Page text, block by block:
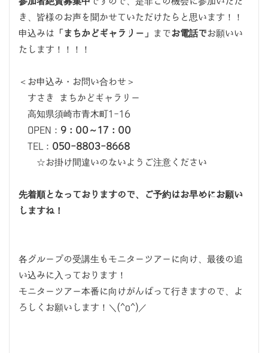
き、皆様のお声を聞かせていただけたらと思います！！
申込みは 「まちかどギャラリー」 までお電話でお願いい
たします！！！！
＜お申込み・お問い合わせ＞
すさき まちかどギャラリー
高知県須崎市青木町1-16
OPEN： 9：00～17：00
TEL： 050-8803-8668
☆お掛け間違いのないようご注意ください
先着順となっておりますので、ご予約はお早めにお願い
しますね！
各グループの受講生もモニターツアーに向け、最後の追
い込みに入っております！
モニターツアー本番に向けがんばって行きますので、よ
ろしくお願いします！＼(^o^)／